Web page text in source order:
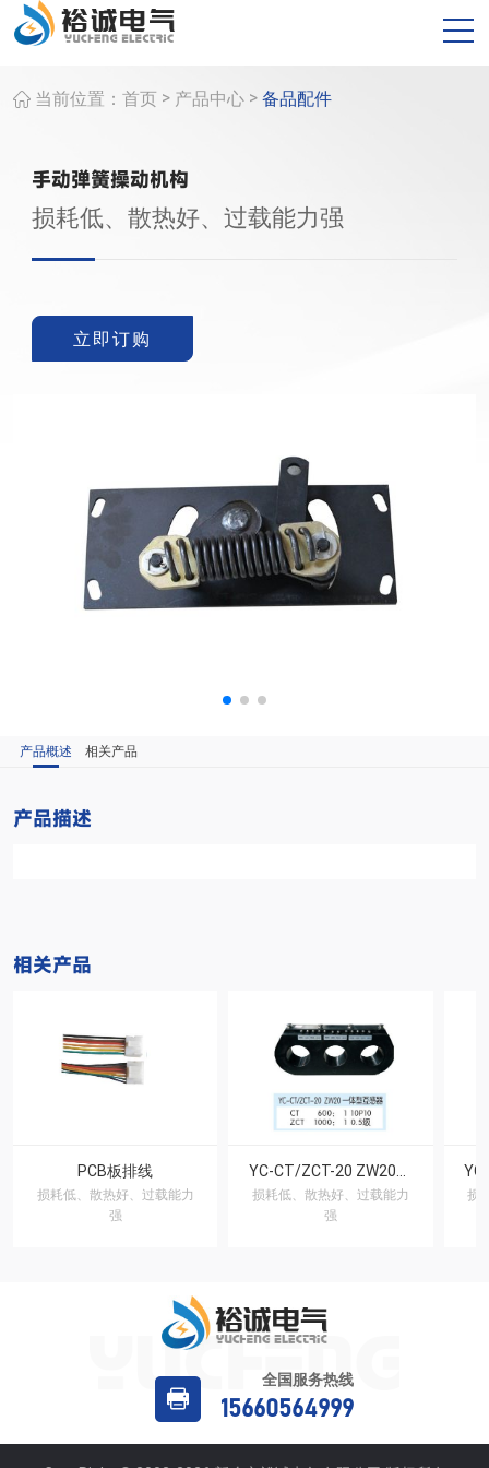
当前位置： 首页 > 产品中心 > 备品配件
手动弹簧操动机构
损耗低、散热好、过载能力强
立即订购
产品概述 相关产品
产品描述
相关产品
PCB板排线
损耗低、散热好、过载能力
强
损耗低、散热好、过载能力
强
损
全国服务热线
15660564999